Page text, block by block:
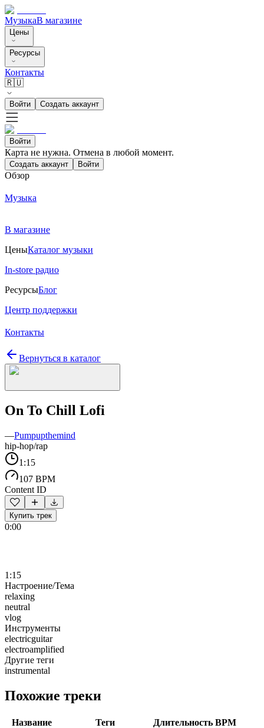
МузыкаВ магазине
Цены
Ресурсы
Контакты
🇷🇺
Войти Создать аккаунт
Войти
Карта не нужна. Отмена в любой момент.
Создать аккаунт Войти
Обзор
Музыка
В магазине
ЦеныКаталог музыки
In-store радио
РесурсыБлог
Центр поддержки
Контакты
Вернуться в каталог
On To Chill Lofi
—Pumpupthemind
hip-hop/rap
1:15
107 BPM
Content ID
Купить трек
0:00
1:15
Настроение/Тема
relaxing
neutral
vlog
Инструменты
electricguitar
electroamplified
Другие теги
instrumental
Похожие треки
Название Теги Длительность BPM